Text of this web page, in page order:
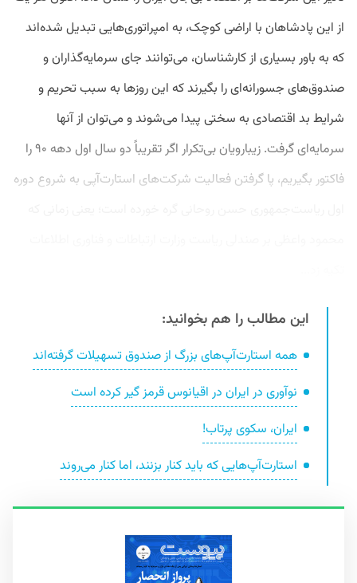
از این پادشاهان با اراضی کوچک، به امپراتوری‌هایی تبدیل شده‌اند
که به باور بسیاری از کارشناسان، می‌توانند جای سرمایه‌گذاران و
صندوق‌های جسورانه‌ای را بگیرند که این روزها به سبب تحریم و
شرایط بد اقتصادی به سختی پیدا می‌شوند و می‌توان از آنها
سرمایه‌ای گرفت. زیبارویان بی‌تکرار اگر تقریباً دو سال اول دهه ۹۰ را
فاکتور بگیریم، پا گرفتن فعالیت شرکت‌های استارت‌آپی به شروع دوره
این مطالب را هم بخوانید:
همه استارت‌آپ‌های بزرگ از صندوق تسهیلات گرفته‌اند
نوآوری در ایران در اقیانوس قرمز گیر کرده است
ایران، سکوی پرتاب!
استارت‌آپ‌هایی که باید کنار بزنند، اما کنار می‌روند